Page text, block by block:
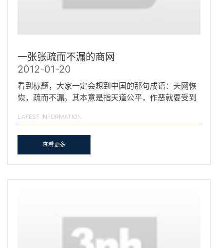
一张张疏而不漏的商网
2012-01-20
看到标题，大家一定会想到中国的那句成语：天网恢
恢，疏而不漏。其本意是指天道公平，作恶就要受到
LATEST INFORMATION
查看更多